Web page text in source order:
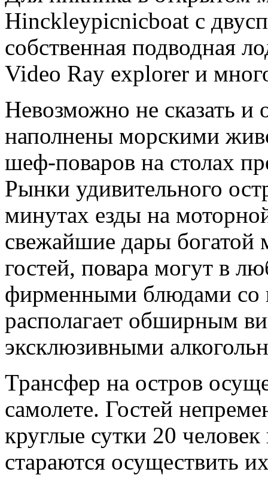
Hinckleypicnicboat с
собственная подводная
Video Ray explorer и
Невозможно не сказать
наполнены морскими
шеф-поваров на столах
Рынки удивительного
минутах езды на
свежайшие дары
гостей, повара могут в
фирменными блюдами со
располагает обширным
эксклюзивными
Трансфер на остров
самолете. Гостей
круглые сутки 20
стараются осуществить